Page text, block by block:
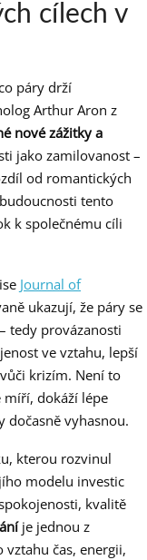
cílech v
páry drží
Arthur Aron z
nové zážitky a
jako zamilovanost –
od romantických
tento
k společnému cíli
Journal of
ukazují, že páry se
tedy provázanosti
ve vztahu, lepší
krizím. Není to
míří, dokáží lépe
vyhasnou.
kterou rozvinul
modelu investic
kvalitě
je jednou z
čas, energii,